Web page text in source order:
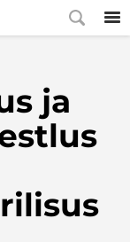
ja